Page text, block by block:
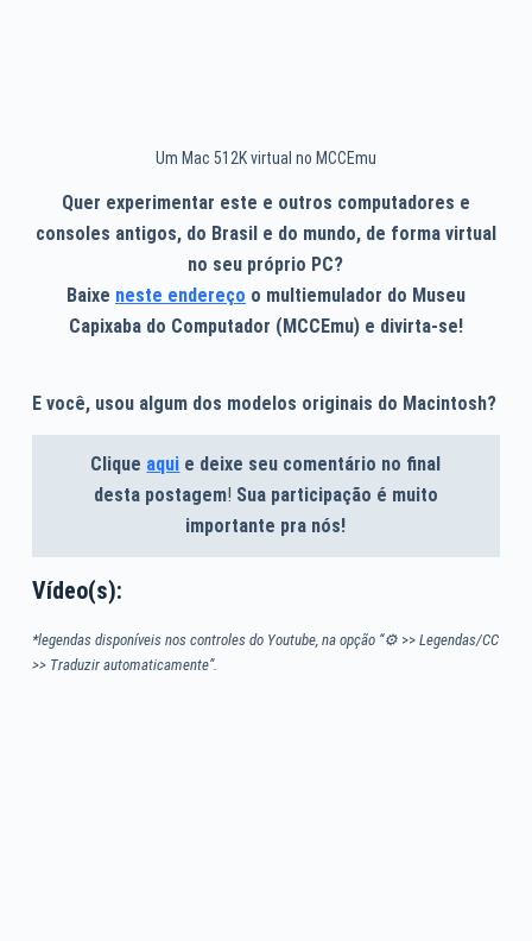
Um Mac 512K virtual no MCCEmu
Quer experimentar este e outros computadores e
consoles antigos, do Brasil e do mundo, de forma virtual
no seu próprio PC?
Baixe neste endereço o multiemulador do Museu
Capixaba do Computador (MCCEmu) e divirta-se!
E você, usou algum dos modelos originais do Macintosh?
Clique aqui e deixe seu comentário no final
desta postagem! Sua participação é muito
importante pra nós!
Vídeo(s):
*legendas disponíveis nos controles do Youtube, na opção “⚙>> Legendas/CC
>> Traduzir automaticamente”.